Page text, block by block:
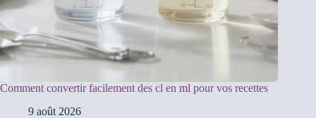
Comment convertir facilement des cl en ml pour vos recettes
9 août 2026